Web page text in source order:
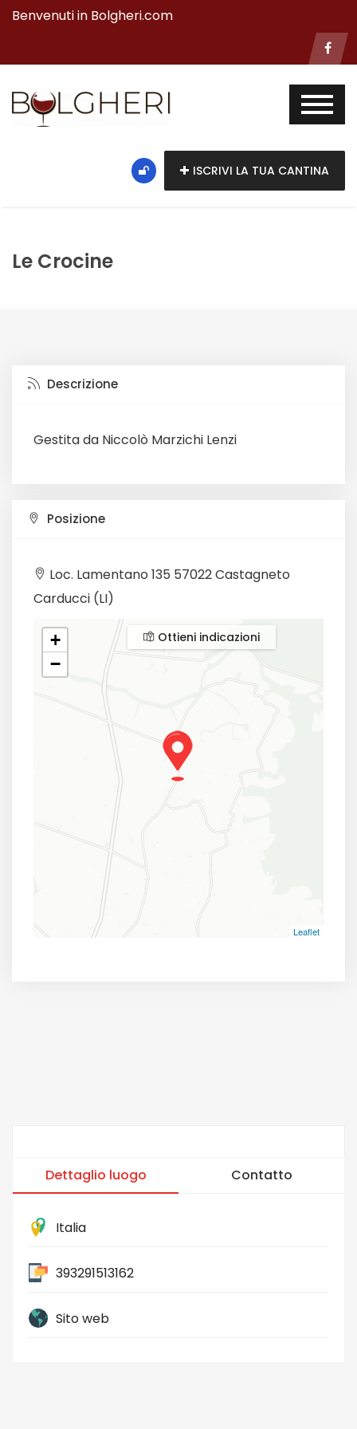
Benvenuti in Bolgheri.com
ISCRIVI LA TUA CANTINA
Le Crocine
Descrizione
Gestita da Niccolò Marzichi Lenzi
Posizione
Loc. Lamentano 135 57022 Castagneto
Carducci (LI)
+
−
Leaflet
Ottieni indicazioni
Dettaglio luogo Contatto
Italia
393291513162
Sito web